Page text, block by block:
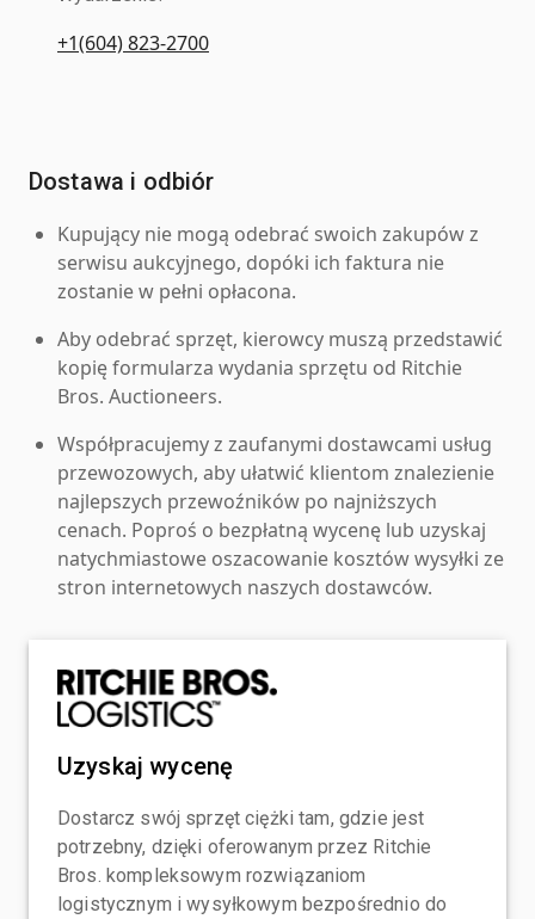
+1(604) 823-2700
Dostawa i odbiór
Kupujący nie mogą odebrać swoich zakupów z
serwisu aukcyjnego, dopóki ich faktura nie
zostanie w pełni opłacona.
Aby odebrać sprzęt, kierowcy muszą przedstawić
kopię formularza wydania sprzętu od Ritchie
Bros. Auctioneers.
Współpracujemy z zaufanymi dostawcami usług
przewozowych, aby ułatwić klientom znalezienie
najlepszych przewoźników po najniższych
cenach. Poproś o bezpłatną wycenę lub uzyskaj
natychmiastowe oszacowanie kosztów wysyłki ze
stron internetowych naszych dostawców.
Uzyskaj wycenę
Dostarcz swój sprzęt ciężki tam, gdzie jest
potrzebny, dzięki oferowanym przez Ritchie
Bros. kompleksowym rozwiązaniom
logistycznym i wysyłkowym bezpośrednio do